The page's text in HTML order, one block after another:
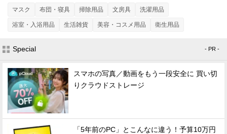
マスク 布団・寝具 掃除用品 文房具 洗濯用品
浴室・入浴用品 生活雑貨 美容・コスメ用品 衛生用品
Special - PR -
スマホの写真／動画をもう一段安全に 買い切
りクラウドストレージ
「5年前のPC」とこんなに違う！予算10万円